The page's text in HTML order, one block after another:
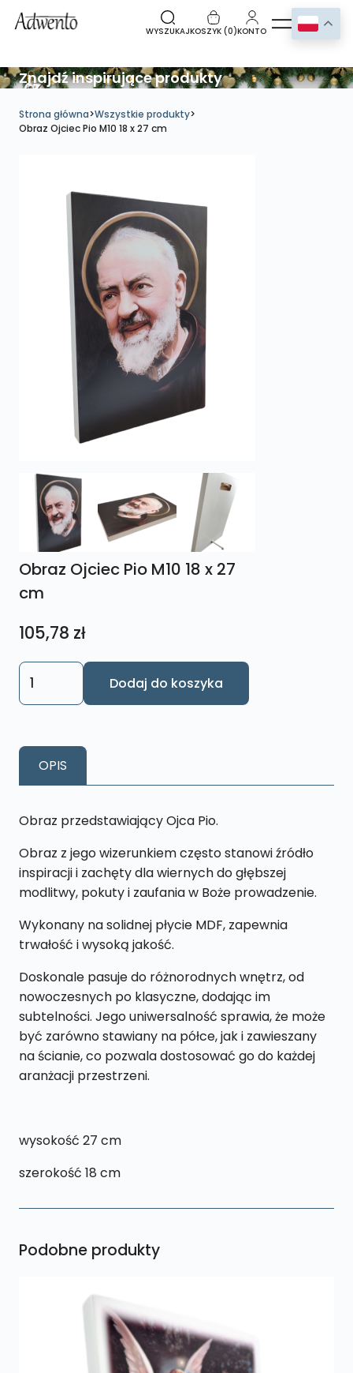
WYSZUKAJKOSZYK (0)KONTO
Znajdź inspirujące produkty
Strona główna>Wszystkie produkty>
Obraz Ojciec Pio M10 18 x 27 cm
Obraz Ojciec Pio M10 18 x 27
cm
105,78 zł
ilość
Obraz
M10
27
Dodaj do koszyka
OPIS
Obraz przedstawiający Ojca Pio.
Obraz z jego wizerunkiem często stanowi źródło
inspiracji i zachęty dla wiernych do głębszej
modlitwy, pokuty i zaufania w Boże prowadzenie.
Wykonany na solidnej płycie MDF, zapewnia
trwałość i wysoką jakość.
Doskonale pasuje do różnorodnych wnętrz, od
nowoczesnych po klasyczne, dodając im
subtelności. Jego uniwersalność sprawia, że może
być zarówno stawiany na półce, jak i zawieszany
na ścianie, co pozwala dostosować go do każdej
aranżacji przestrzeni.
wysokość 27 cm
szerokość 18 cm
Podobne produkty